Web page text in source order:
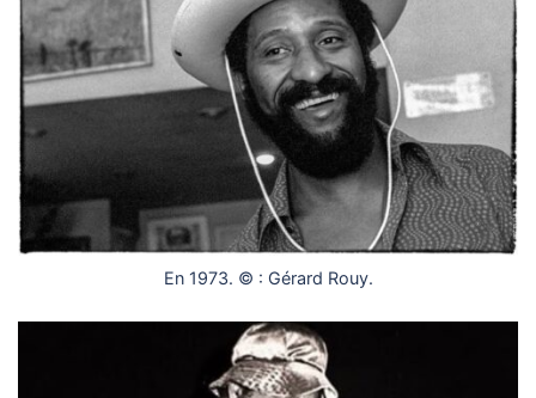
En 1973. © : Gérard Rouy.